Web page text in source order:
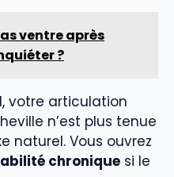
ventre après
?
votre articulation
n’est plus tenue
naturel. Vous ouvrez
chronique si le